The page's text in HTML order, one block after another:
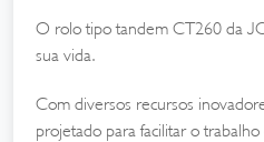
O rolo tipo tandem CT260 da
sua vida.
Com diversos recursos
projetado para facilitar o